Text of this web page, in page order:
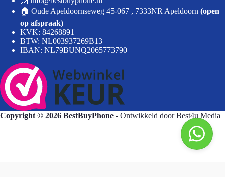
🏠 Oude Apeldoornseweg 45-067 , 7333NR Apeldoorn (open
op afspraak)
KVK: 84268891
BTW: NL003937269B13
IBAN: NL79BUNQ2065773790
Copyright © 2026 BestBuyPhone - Ontwikkeld doorBest4u Media